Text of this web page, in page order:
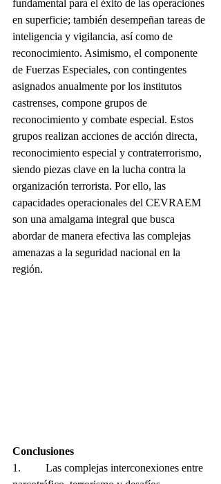
fundamental para el éxito de las operaciones
en superficie; también desempeñan tareas de
inteligencia y vigilancia, así como de
reconocimiento. Asimismo, el componente
de Fuerzas Especiales, con contingentes
asignados anualmente por los institutos
castrenses, compone grupos de
reconocimiento y combate especial. Estos
grupos realizan acciones de acción directa,
reconocimiento especial y contraterrorismo,
siendo piezas clave en la lucha contra la
organización terrorista. Por ello, las
capacidades operacionales del CEVRAEM
son una amalgama integral que busca
abordar de manera efectiva las complejas
amenazas a la seguridad nacional en la
región.
Conclusiones
1.         Las complejas interconexiones entre